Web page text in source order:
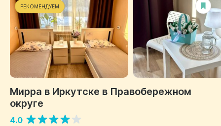
РЕКОМЕНДУЕМ
Мирра в Иркутске в Правобережном
округе
4.0